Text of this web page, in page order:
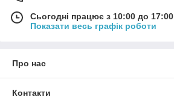
Сьогодні працює з 10:00 до 17:00
Показати весь графік роботи
Про нас
Контакти